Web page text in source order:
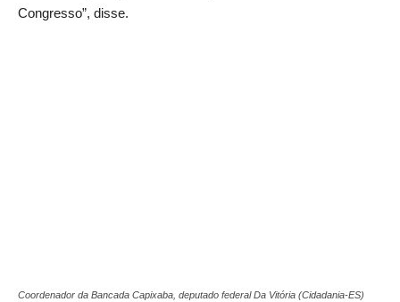
Congresso”, disse.
Coordenador da Bancada Capixaba, deputado federal Da Vitória (Cidadania-ES)